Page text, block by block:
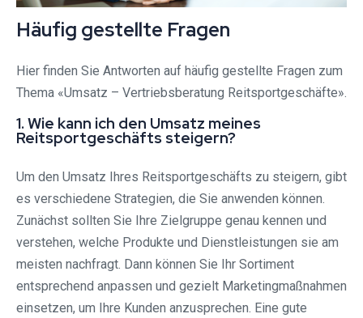
Häufig gestellte Fragen
Hier finden Sie Antworten auf häufig gestellte Fragen zum
Thema «Umsatz – Vertriebsberatung Reitsportgeschäfte».
1. Wie kann ich den Umsatz meines
Reitsportgeschäfts steigern?
Um den Umsatz Ihres Reitsportgeschäfts zu steigern, gibt
es verschiedene Strategien, die Sie anwenden können.
Zunächst sollten Sie Ihre Zielgruppe genau kennen und
verstehen, welche Produkte und Dienstleistungen sie am
meisten nachfragt. Dann können Sie Ihr Sortiment
entsprechend anpassen und gezielt Marketingmaßnahmen
einsetzen, um Ihre Kunden anzusprechen. Eine gute